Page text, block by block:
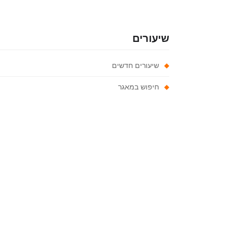
שיעורים
שיעורים חדשים
חיפוש במאגר